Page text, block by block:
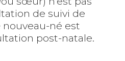
de suivi de
nouveau-né est
post-natale.